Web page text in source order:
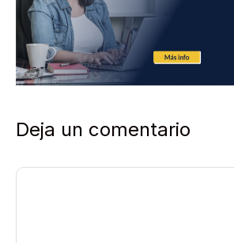
Deja un comentario
Comentario